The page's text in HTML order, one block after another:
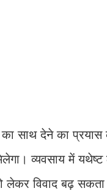
देने का प्रयास
व्यवसाय में यथेष्ट
विवाद बढ़ सकता